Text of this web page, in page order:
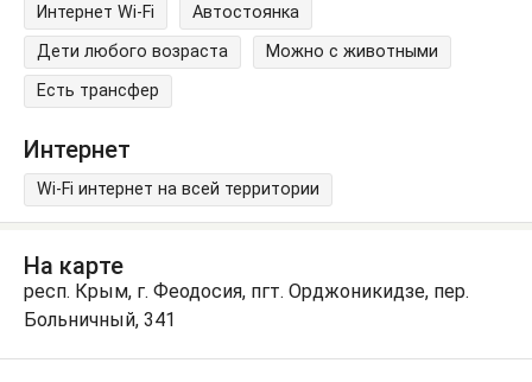
Интернет Wi-Fi
Автостоянка
Дети любого возраста
Можно с животными
Есть трансфер
Интернет
Wi-Fi интернет на всей территории
На карте
респ. Крым, г. Феодосия, пгт. Орджоникидзе, пер.
Больничный, 341